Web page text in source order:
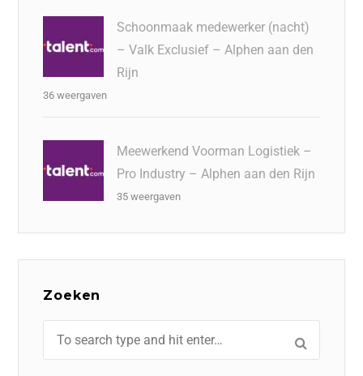
Schoonmaak medewerker (nacht)
– Valk Exclusief – Alphen aan den
Rijn
36 weergaven
Meewerkend Voorman Logistiek –
Pro Industry – Alphen aan den Rijn
35 weergaven
Zoeken